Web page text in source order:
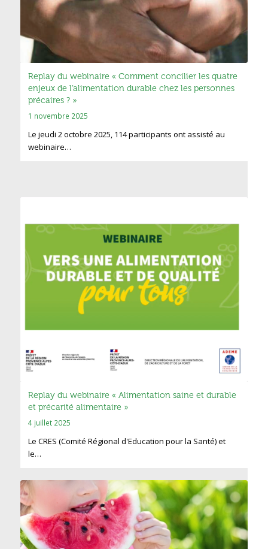
Replay du webinaire « Comment concilier les quatre
enjeux de l’alimentation durable chez les personnes
précaires ? »
1 novembre 2025
Le jeudi 2 octobre 2025, 114 participants ont assisté au
webinaire…
Replay du webinaire « Alimentation saine et durable
et précarité alimentaire »
4 juillet 2025
Le CRES (Comité Régional d'Education pour la Santé) et
le…